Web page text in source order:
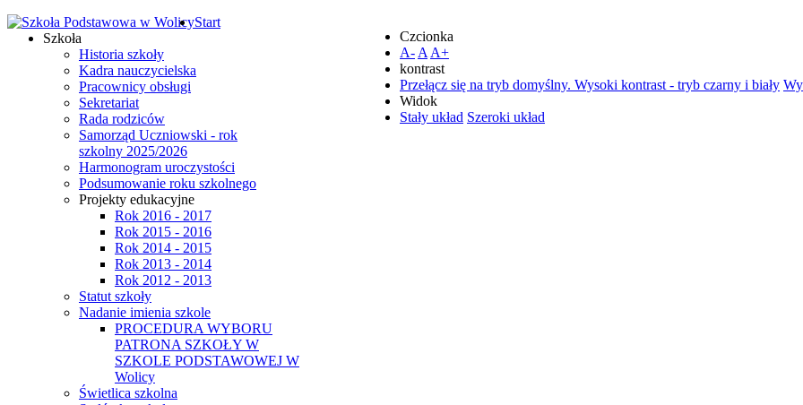
Czcionka
A- A A+
kontrast
Przełącz się na tryb domyślny. Wysoki kontrast - tryb czarny i biały
Widok
Stały układ Szeroki układ
Start
Szkoła
Historia szkoły
Kadra nauczycielska
Pracownicy obsługi
Sekretariat
Rada rodziców
Samorząd Uczniowski - rok
szkolny 2025/2026
Harmonogram uroczystości
Podsumowanie roku szkolnego
Projekty edukacyjne
Rok 2016 - 2017
Rok 2015 - 2016
Rok 2014 - 2015
Rok 2013 - 2014
Rok 2012 - 2013
Statut szkoły
Nadanie imienia szkole
PROCEDURA WYBORU
PATRONA SZKOŁY W
SZKOLE PODSTAWOWEJ W
Wolicy
Świetlica szkolna